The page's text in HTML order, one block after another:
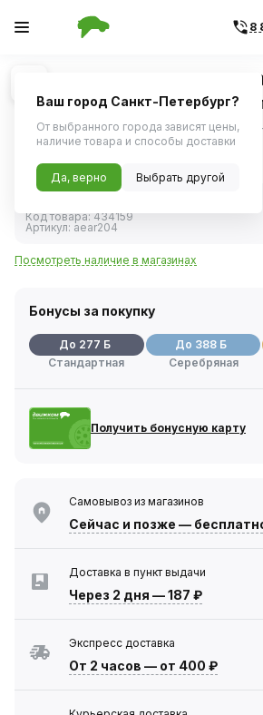
8
1/4
Светодиод H4 PRO, 50Вт,
x 2, 6000К, 12/24В, кмпл. 2
Код товара:434159
Артикул: aear204
Посмотреть наличие в магазинах
Бонусы за покупку
До 277 Б
Стандартная
До 388 Б
Серебряная
Получить бонусную карту
Самовывоз из магазинов
Сейчас и позже —
Доставка в пункт выдачи
Через 2 дня —187 ₽
Экспресс доставка
От 2 часов — от 400 ₽
Ваш город Санкт-Петербург?
От выбранного города зависят цены,
наличие товара и способы доставки
Да, верно Выбрать другой